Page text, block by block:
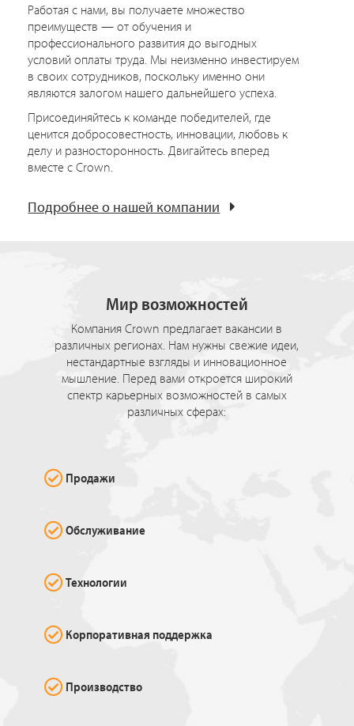
Работая с нами, вы получаете множество
преимуществ — от обучения и
профессионального развития до выгодных
условий оплаты труда. Мы неизменно инвестируем
в своих сотрудников, поскольку именно они
являются залогом нашего дальнейшего успеха.
Присоединяйтесь к команде победителей, где
ценится добросовестность, инновации, любовь к
делу и разносторонность. Двигайтесь вперед
вместе с Crown.
Подробнее о нашей компании
Мир возможностей
Компания Crown предлагает вакансии в
различных регионах. Нам нужны свежие идеи,
нестандартные взгляды и инновационное
мышление. Перед вами откроется широкий
спектр карьерных возможностей в самых
различных сферах:
Продажи
Обслуживание
Технологии
Корпоративная поддержка
Производство